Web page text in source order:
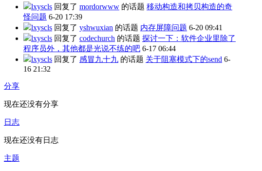
lxyscls 回复了 mordorwww 的话题 移动构造和拷贝构造的奇
怪问题 6-20 17:39
lxyscls 回复了 yshwuxian 的话题 内存屏障问题 6-20 09:41
lxyscls 回复了 codechurch 的话题 探讨一下：软件企业里除了
程序员外，其他都是光说不练的吧 6-17 06:44
lxyscls 回复了 感冒九十九 的话题 关于阻塞模式下的send 6-
16 21:32
分享
现在还没有分享
日志
现在还没有日志
主题